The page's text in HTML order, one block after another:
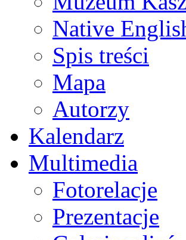
Native
Spis treści
Mapa
Autorzy
Kalendarz
Multimedia
Fotorelacje
Prezentacje